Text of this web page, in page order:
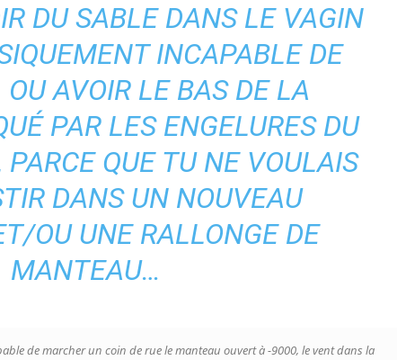
DU SABLE DANS LE VAGIN
INCAPABLE DE
OU AVOIR LE BAS DE LA
PAR LES ENGELURES DU
PARCE QUE TU NE VOULAIS
DANS UN NOUVEAU
OU UNE RALLONGE DE
MANTEAU…
de marcher un coin de rue le manteau ouvert à -9000, le vent dans la